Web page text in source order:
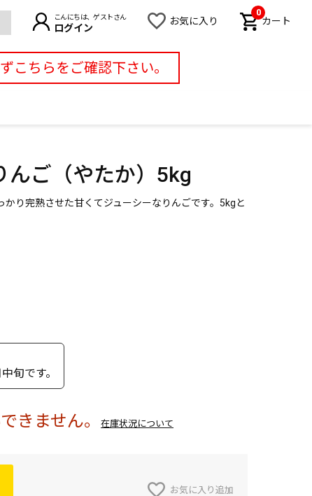
こんにちは、ゲストさん
ログイン
お気に入り カート
0
こちらをご確認下さい。
んご（やたか）5kg
り完熟させた甘くてジューシーなりんごです。5kgと
旬です。
きません。 在庫状況について
お気に入り追加